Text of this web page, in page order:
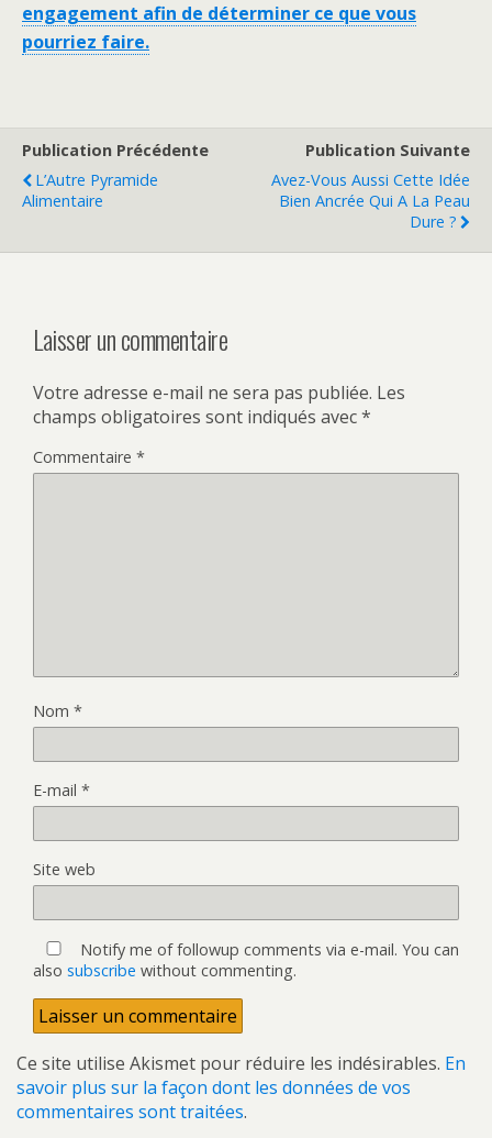
engagement afin de déterminer ce que vous
pourriez faire.
Publication Précédente
L’Autre Pyramide
Alimentaire
Publication Suivante
Avez-Vous Aussi Cette Idée
Bien Ancrée Qui A La Peau
Dure ?
Laisser un commentaire
Votre adresse e-mail ne sera pas publiée. Les
champs obligatoires sont indiqués avec*
Commentaire *
Nom *
E-mail *
Site web
Notify me of followup comments via e-mail. You can
also subscribe without commenting.
Ce site utilise Akismet pour réduire les indésirables. En
savoir plus sur la façon dont les données de vos
commentaires sont traitées.